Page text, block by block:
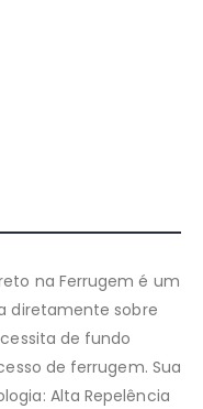
na Ferrugem é um
diretamente sobre
de fundo
de ferrugem. Sua
Alta Repelência